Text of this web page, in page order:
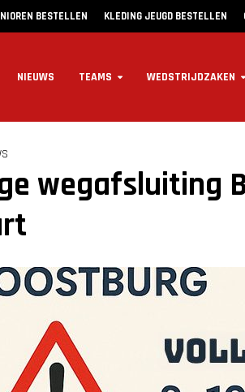
BESTELLEN KLEDING JEUGD BESTELLEN
NIEUWS TEAMS WEDSTRIJDZAKEN
wegafsluiting